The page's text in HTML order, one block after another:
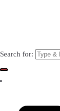
Search for: